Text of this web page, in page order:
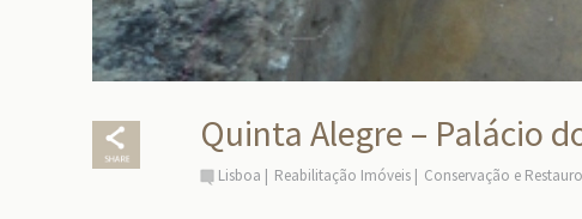
Quinta Alegre – Palácio
Lisboa Reabilitação Imóveis Conservação e Restauro